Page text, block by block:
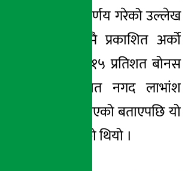
लाभांश वितरणको निर्णय गरेको उल्लेख
गरेको भएपनि नेप्सेमै प्रकाशित अर्को
सूचनामा भने बैंकले १५ प्रतिशत बोनस
सेयर र २५ प्रतिशत नगद लाभांश
वितरणको निर्णय गरिएको बताएपछि यो
प्रकरण उचाईमा पुगेको थियो ।